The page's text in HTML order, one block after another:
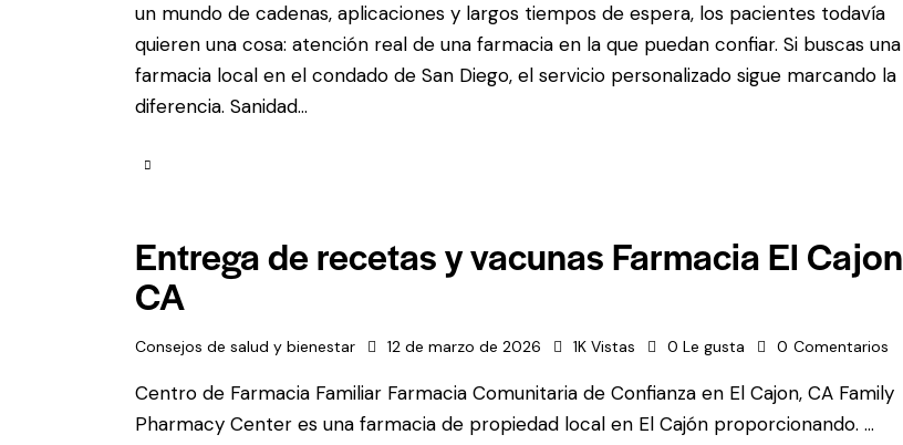
un mundo de cadenas, aplicaciones y largos tiempos de espera, los pacientes todavía
quieren una cosa: atención real de una farmacia en la que puedan confiar. Si buscas una
farmacia local en el condado de San Diego, el servicio personalizado sigue marcando la
diferencia. Sanidad...
Entrega de recetas y vacunas Farmacia El Cajon
CA
Consejos de salud y bienestar 12 de marzo de 2026 1K Vistas 0 Le gusta 0 Comentarios
Centro de Farmacia Familiar Farmacia Comunitaria de Confianza en El Cajon, CA Family
Pharmacy Center es una farmacia de propiedad local en El Cajón proporcionando. ...